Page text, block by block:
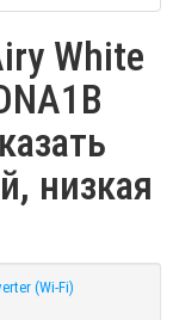
White
низкая
(Wi-Fi)